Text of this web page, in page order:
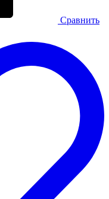
Сравнить